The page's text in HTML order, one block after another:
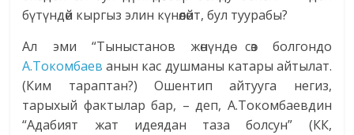
бүтүндөй кыргыз элин күнөөлөйт, бул туурабы?
Ал эми “Тыныстанов жөнүндө сөз болгондо
А.Токомбаев анын кас душманы катары айтылат.
(Ким тараптан?) Ошентип айтууга негиз,
тарыхый фактылар бар, – деп, А.Токомбаевдин
“Адабият жат идеядан таза болсун” (КК,